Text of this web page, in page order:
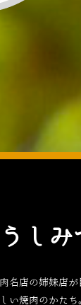
しみ
名店の姉妹店が
い焼肉のかたち